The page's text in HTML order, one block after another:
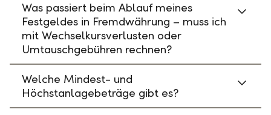
Was passiert beim Ablauf meines
Festgeldes in Fremdwährung – muss ich
mit Wechselkursverlusten oder
Umtauschgebühren rechnen?
Welche Mindest- und
Höchstanlagebeträge gibt es?